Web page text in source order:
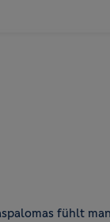
fühlt